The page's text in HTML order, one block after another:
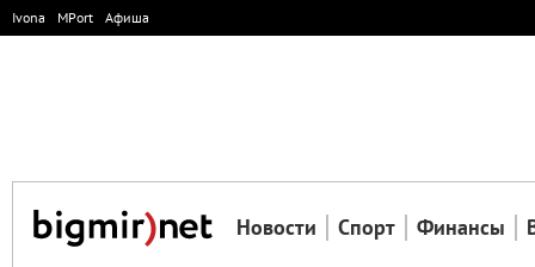
Ivona MPort Афиша
Новости Спорт Финансы